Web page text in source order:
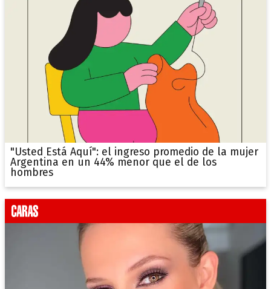
"Usted Está Aquí": el ingreso promedio de la mujer
Argentina en un 44% menor que el de los
hombres